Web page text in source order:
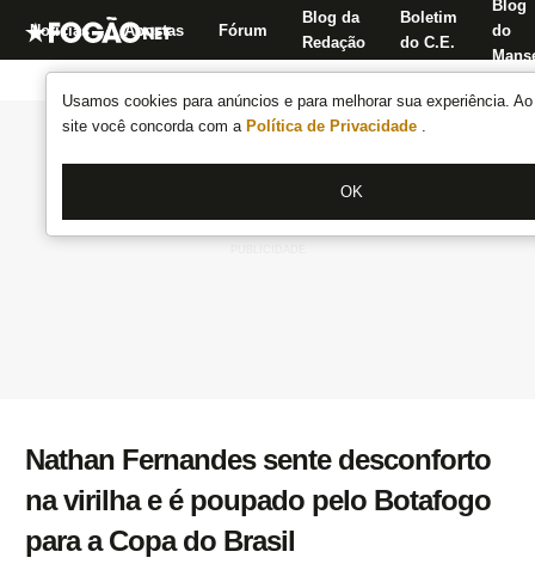
Usamos cookies para anúncios e para melhorar sua experiência.
site você concorda com a Política de Privacidade .
OK
Notícias Apostas Fórum
Blog da
Redação
Boletim
do C.E.
Blog
do
Nathan Fernandes sente desconforto
na virilha e é poupado pelo Botafogo
para a Copa do Brasil